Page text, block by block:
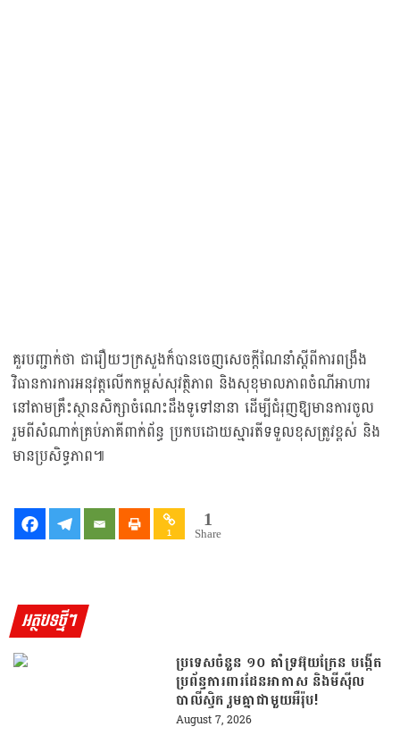
គួរបញ្ជាក់ថា ជារឿយៗក្រសួងក៏បានចេញសេចក្ដីណែនាំស្ដីពីការពង្រឹង
វិធានការការអនុវត្តលើកកម្ពស់សុវត្ថិភាព និងសុខុមាលភាពចំណីអាហារ
នៅតាមគ្រឹះស្ថានសិក្សាចំណេះដឹងទូទៅនានា ដើម្បីជំរុញឱ្យមានការចូល
រួមពីសំណាក់គ្រប់ភាគីពាក់ព័ន្ធ ប្រកបដោយស្មារតីទទួលខុសត្រូវខ្ពស់ និង
មានប្រសិទ្ធភាព៕
1
1
Share
អត្ថបទថ្មីៗ
ប្រទេសចំនួន ១០ គាំទ្រអ៊ុយក្រែន បង្កើត
ប្រព័ន្ធការពារដែនអាកាស និងមីស៊ីល
បាលីស្ទិក រួមគ្នាជាមួយអឺរ៉ុប!
August 7, 2026